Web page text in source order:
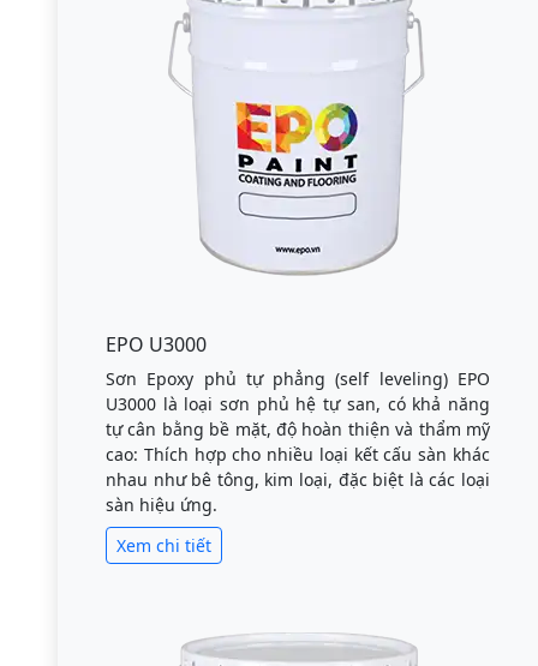
EPO U3000
Sơn Epoxy phủ tự phẳng (self leveling) EPO
U3000 là loại sơn phủ hệ tự san, có khả năng
tự cân bằng bề mặt, độ hoàn thiện và thẩm mỹ
cao: Thích hợp cho nhiều loại kết cấu sàn khác
nhau như bê tông, kim loại, đặc biệt là các loại
sàn hiệu ứng.
Xem chi tiết